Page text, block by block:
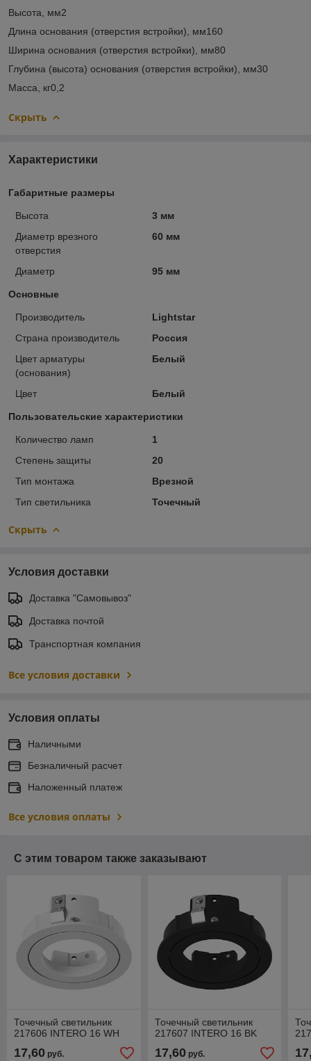
Высота, мм2
Длина основания (отверстия встройки), мм160
Ширина основания (отверстия встройки), мм80
Глубина (высота) основания (отверстия встройки), мм30
Масса, кг0,2
Скрыть
Характеристики
Габаритные размеры
Высота
3 мм
Диаметр врезного
отверстия
60 мм
Диаметр 95 мм
Основные
Производитель
Lightstar
Страна производитель
Россия
Цвет арматуры
(основания)
Белый
Цвет Белый
Пользовательские характеристики
Количество ламп
1
Степень защиты
20
Тип монтажа
Врезной
Тип светильника
Точечный
Скрыть
Условия доставки
Доставка "Самовывоз"
Доставка почтой
Транспортная компания
Все условия доставки
Условия оплаты
Наличными
Безналичный расчет
Наложенный платеж
Все условия оплаты
С этим товаром также заказывают
Точечный светильник
217606 INTERO 16 WH
17,60 руб.
Точечный светильник
217607 INTERO 16 BK
17,60руб.